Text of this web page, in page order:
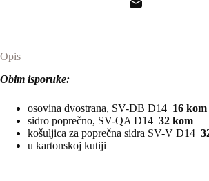
Opis
Obim isporuke:
osovina dvostrana, SV-DB D14 16 kom
sidro poprečno, SV-QA D14 32 kom
košuljica za poprečna sidra SV-V D14
u kartonskoj kutiji